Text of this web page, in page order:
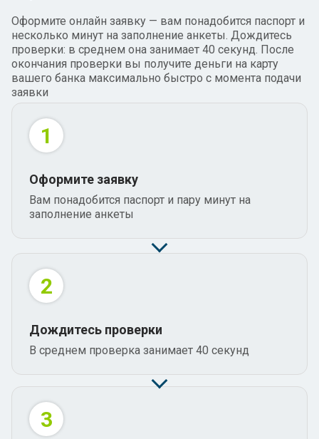
Как играть и получать выгоду?
Станьте владельцем собственного цифрового актива —
Денежного Дерева. Растите его, заботьтесь, а взамен
получайте бонусы и подарки
С чего начать?
Скачайте мобильное приложение ГринМани. Игра
Соревнуйтесь во встроенных аркадах (Match-3, Jumper,
Дерева.
Не забывайте поливать и удобрять его, так уровень
Оформите онлайн заявку — вам понадобится паспорт и
несколько минут на заполнение анкеты. Дождитесь
проверки: в среднем она занимает 40 секунд. После
окончания проверки вы получите деньги на карту
вашего банка максимально быстро с момента подачи
заявки
1
Оформите заявку
Вам понадобится паспорт и пару минут на
заполнение анкеты
2
Дождитесь проверки
В среднем проверка занимает 40 секунд
3